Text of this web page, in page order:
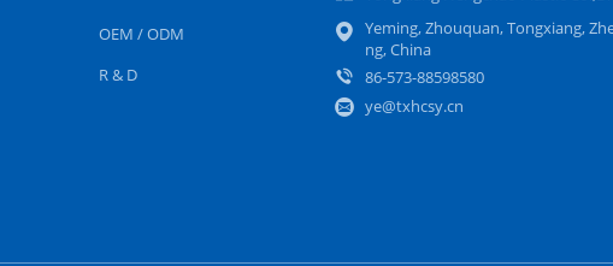
OEM / ODM
R & D
Yeming, Zhouquan, Tongxiang,
ng, China
86-573-88598580
ye@txhcsy.cn